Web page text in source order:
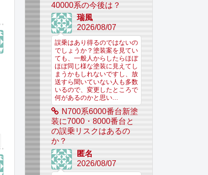
40000系の今後は？
瑞風
2026/08/07
誤乗はあり得るのではないの
でしょうか？塗装案を見てい
ても、一般人からしたらほぼ
ほぼ同じ様な塗装に見えてし
まうかもしれないですし、放
送すら聞いていない人も多数
いるので、変更したところで
何があるのかと思い...
N700系6000番台新塗
装に7000・8000番台と
の誤乗リスクはあるの
か？
匿名
2026/08/07